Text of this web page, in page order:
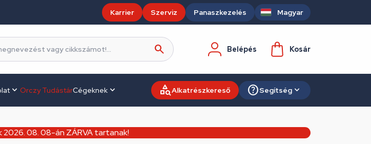
Karrier Szerviz Panaszkezelés Magyar
Belépés Kosár
Orczy TudástárCégeknek Alkatrészkereső Segítség
2026. 08. 08-án ZÁRVA tartanak!